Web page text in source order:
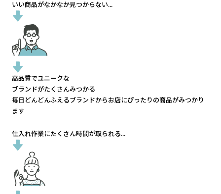
いい商品がなかなか見つからない...
高品質でユニークな
ブランドがたくさんみつかる
毎日どんどんふえるブランドからお店にぴったりの商品がみつかり
ます
仕入れ作業にたくさん時間が取られる...